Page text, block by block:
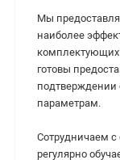
Мы
наиболее
комплектующих
готовы
подтверждении
параметрам.
Сотрудничаем
регулярно